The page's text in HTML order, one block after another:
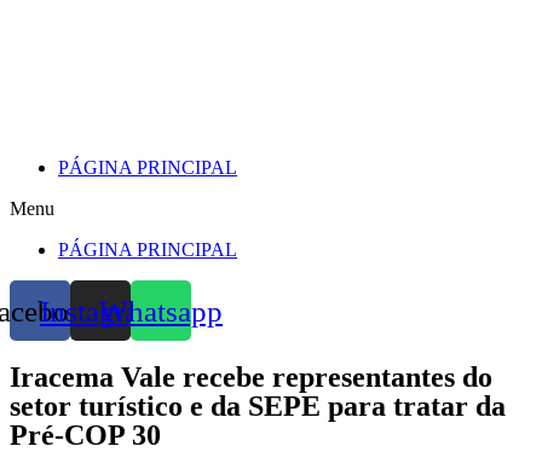
PÁGINA PRINCIPAL
Menu
PÁGINA PRINCIPAL
InstagramWhatsapp
Iracema Vale recebe representantes do
setor turístico e da SEPE para tratar da
Pré-COP 30